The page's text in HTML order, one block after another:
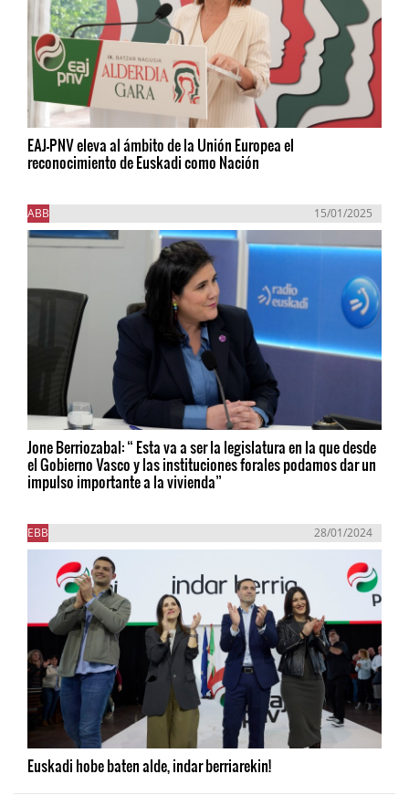
EAJ-PNV eleva al ámbito de la Unión Europea el
reconocimiento de Euskadi como Nación
ABB 15/01/2025
Jone Berriozabal: “ Esta va a ser la legislatura en la que desde
el Gobierno Vasco y las instituciones forales podamos dar un
impulso importante a la vivienda”
EBB 28/01/2024
Euskadi hobe baten alde, indar berriarekin!